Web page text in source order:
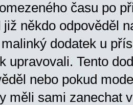
času po
již někdo odpověděl
dodatek u
upravovali. Tento
nebo pokud
měli sami zanechat